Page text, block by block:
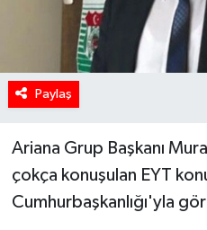
Paylaş
Ariana Grup Başkanı
çokça konuşulan EYT
Cumhurbaşkanlığı'yla